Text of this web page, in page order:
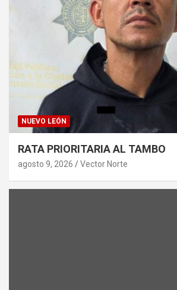
NUEVO LEÓN
RATA PRIORITARIA AL TAMBO
agosto 9, 2026 Vector Norte